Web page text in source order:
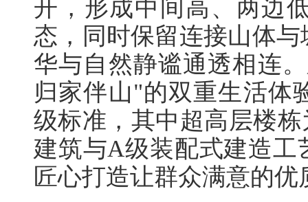
开，形成中间高、两边
态，同时保留连接山体
华与自然静谧通透相连
归家伴山"的双重生活体
级标准，其中超高层楼
建筑与A级装配式建造工
匠心打造让群众满意的优